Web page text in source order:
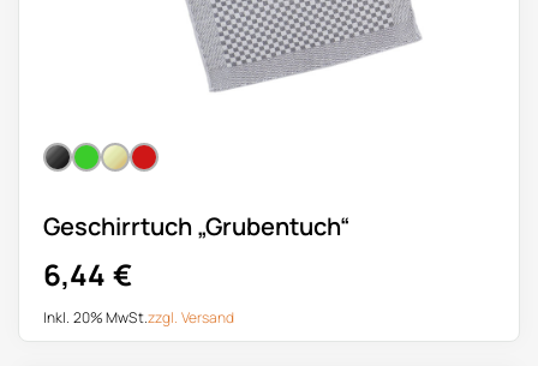
Geschirrtuch „Grubentuch“
6,44 €
Inkl. 20% MwSt.zzgl. Versand